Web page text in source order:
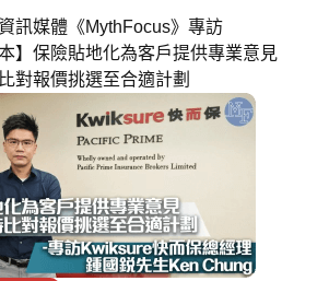
訊媒體《MythFocus》專訪
本】保險貼地化為客戶提供專業意見
對報價挑選至合適計劃